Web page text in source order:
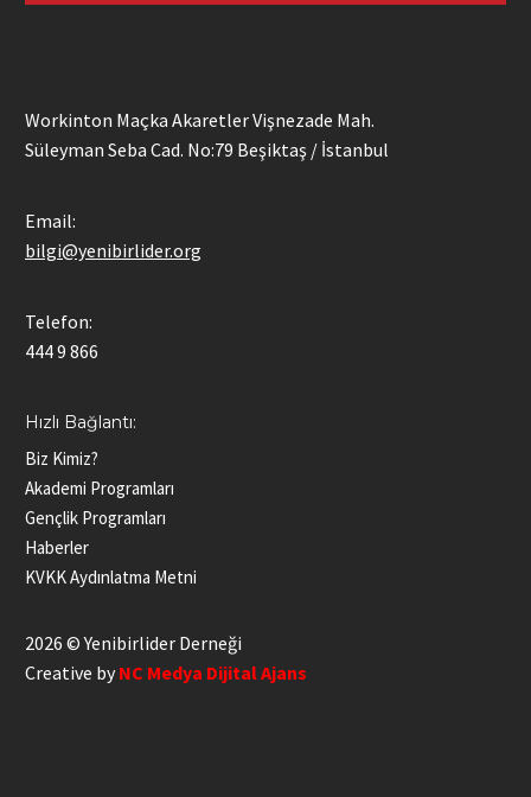
Workinton Maçka Akaretler Vişnezade Mah.
Süleyman Seba Cad. No:79 Beşiktaş / İstanbul
Email:
bilgi@yenibirlider.org
Telefon:
444 9 866
Hızlı Bağlantı:
Biz Kimiz?
Akademi Programları
Gençlik Programları
Haberler
KVKK Aydınlatma Metni
2026 © Yenibirlider Derneği
Creative by NC Medya Dijital Ajans